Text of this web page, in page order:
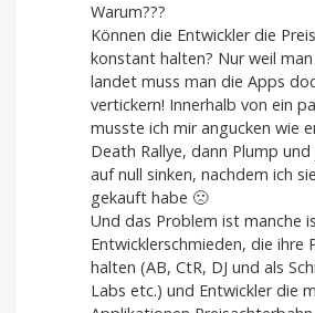
Warum???
Können die Entwickler die
konstant halten? Nur weil
landet muss man die Apps
vertickern! Innerhalb von ein
musste ich mir angucken wie
Death Rallye, dann Plump
auf null sinken, nachdem ich
gekauft habe 🙁
Und das Problem ist manche
Entwicklerschmieden, die ihre
halten (AB, CtR, DJ und als
Labs etc.) und Entwickler die